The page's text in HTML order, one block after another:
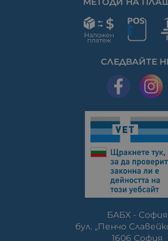
СЛЕДВАЙТЕ
БАБХ - София
бул. „Пенчо
1606 София